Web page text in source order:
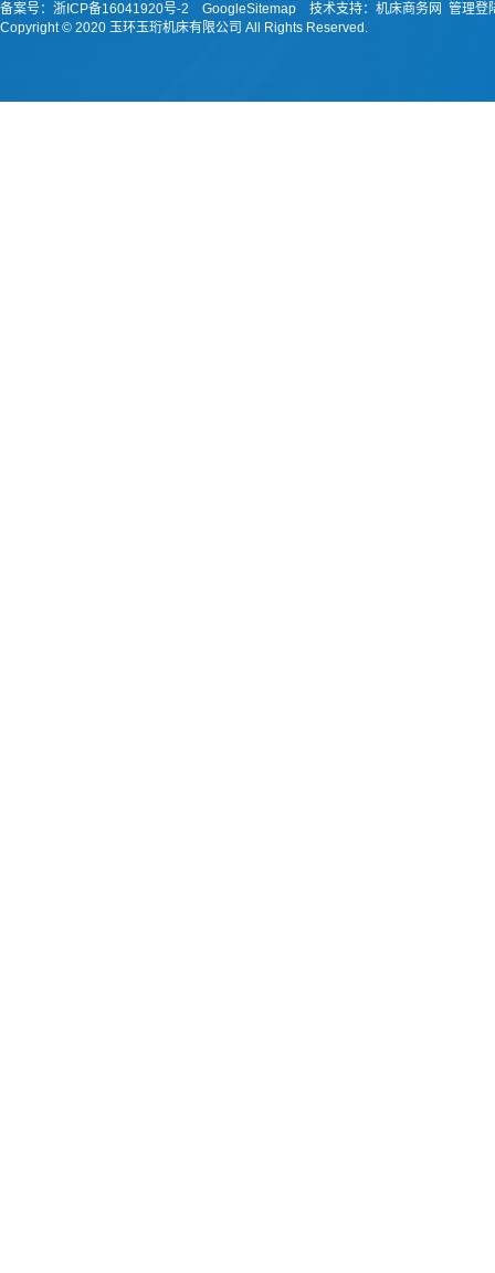
备案号： 浙ICP备16041920号-2 GoogleSitemap 技术支持：机床商务网 管理登
Copyright © 2020 玉环玉珩机床有限公司 All Rights Reserved.